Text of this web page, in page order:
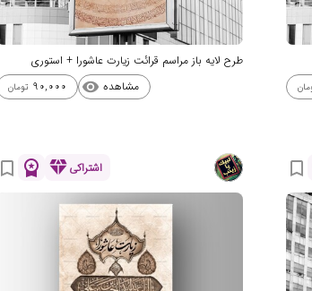
طرح لایه باز مراسم قرائت زیارت عاشورا + استوری
مشاهده visibility
90,000 تومان
bookmark_border اشتراکیdiamond
workspace_premium
bookmark_border